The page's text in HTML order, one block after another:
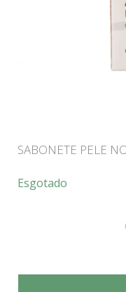
SABONETE PELE
Esgotado